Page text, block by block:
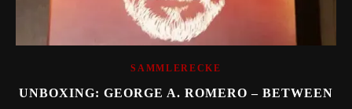
SAMMLERECKE
UNBOXING: GEORGE A. ROMERO – BETWEEN